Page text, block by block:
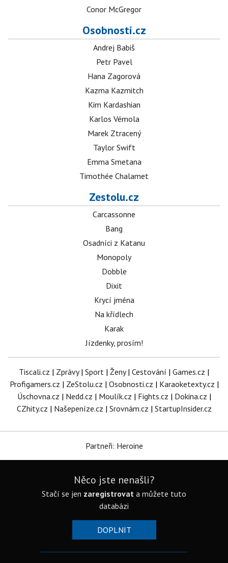
Conor McGregor
Osobnosti.cz
Andrej Babiš
Petr Pavel
Hana Zagorová
Kazma Kazmitch
Kim Kardashian
Karlos Vémola
Marek Ztracený
Taylor Swift
Emma Smetana
Timothée Chalamet
Zestolu.cz
Carcassonne
Bang
Osadníci z Katanu
Monopoly
Dobble
Dixit
Krycí jména
Na křídlech
Karak
Jízdenky, prosím!
Tiscali.cz | Zprávy| Sport | Ženy| Cestování | Games.cz |
Profigamers.cz | ZeStolu.cz | Osobnosti.cz | Karaoketexty.cz |
Úschovna.cz | Nedd.cz | Moulík.cz | Fights.cz | Dokina.cz |
CZhity.cz | Našepeníze.cz | Srovnám.cz | StartupInsider.cz
Partneři: Heroine
Něco jste nenašli?
Stačí se jen zaregistrovat a můžete tuto
databázi
DOPLNIT